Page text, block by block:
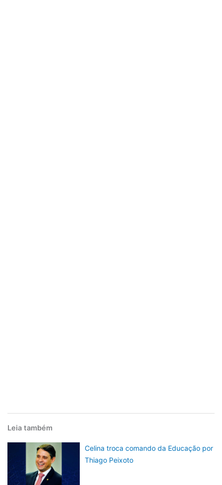
Leia também
Celina troca comando da Educação por
Thiago Peixoto